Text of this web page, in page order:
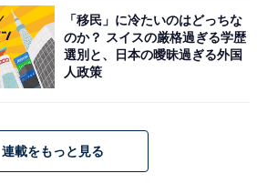
「移民」に冷たいのはどっちな
のか？ スイスの厳格過ぎる学歴
選別と、日本の曖昧過ぎる外国
人政策
連載をもっと見る